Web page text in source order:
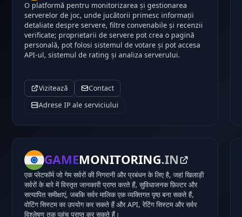
O platformă pentru monitorizarea și gestionarea
serverelor de joc, unde jucătorii primesc informații
detaliate despre servere, filtre convenabile și recenzii
verificate; proprietarii de servere pot crea o pagină
personală, pot folosi sistemul de votare și pot accesa
API-ul, sistemul de rating și analiza serverului.
Vizitează
Contact
Adrese IP ale serviciului
GAMEMONITORING.IN
एक प्लेटफॉर्म जो गेम सर्वरों की निगरानी और प्रबंधन के लिए है, जहां खिलाड़ी
सर्वरों के बारे में विस्तृत जानकारी प्राप्त करते हैं, सुविधाजनक फ़िल्टर और
सत्यापित समीक्षाएं, जबकि सर्वर मालिक एक व्यक्तिगत पृष्ठ बना सकते हैं,
वोटिंग सिस्टम का उपयोग कर सकते हैं और API, रेटिंग सिस्टम और सर्वर
विश्लेषण तक पहुंच प्राप्त कर सकते हैं।